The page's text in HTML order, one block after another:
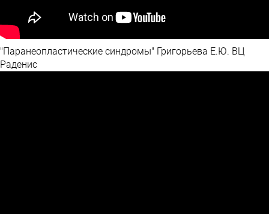
"Паранеопластические синдромы" Григорьева Е.Ю. ВЦ
Раденис